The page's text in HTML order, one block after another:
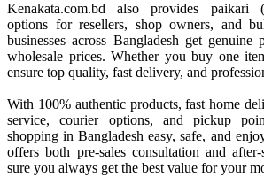
Kenakata.com.bd also provides paikari (
options for resellers, shop owners, and
businesses across Bangladesh get genuine
wholesale prices. Whether you buy one
ensure top quality, fast delivery, and
With 100% authentic products, fast home
service, courier options, and pickup
shopping in Bangladesh easy, safe, and
offers both pre-sales consultation and
sure you always get the best value for your